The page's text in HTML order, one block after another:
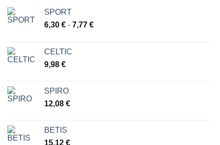
SPORT
6,30 € - 7,77 €Rango
CELTIC
9,98 €
SPIRO
12,08 €
BETIS
15,12 €